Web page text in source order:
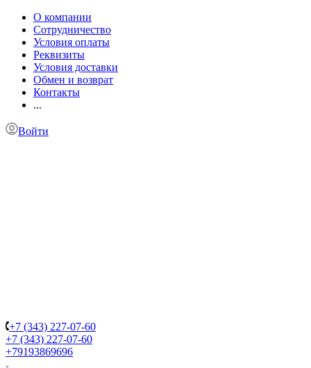
О компании
Сотрудничество
Условия оплаты
Реквизиты
Условия доставки
Обмен и возврат
Контакты
...
Войти
+7 (343) 227-07-60
+7 (343) 227-07-60
+79193869696